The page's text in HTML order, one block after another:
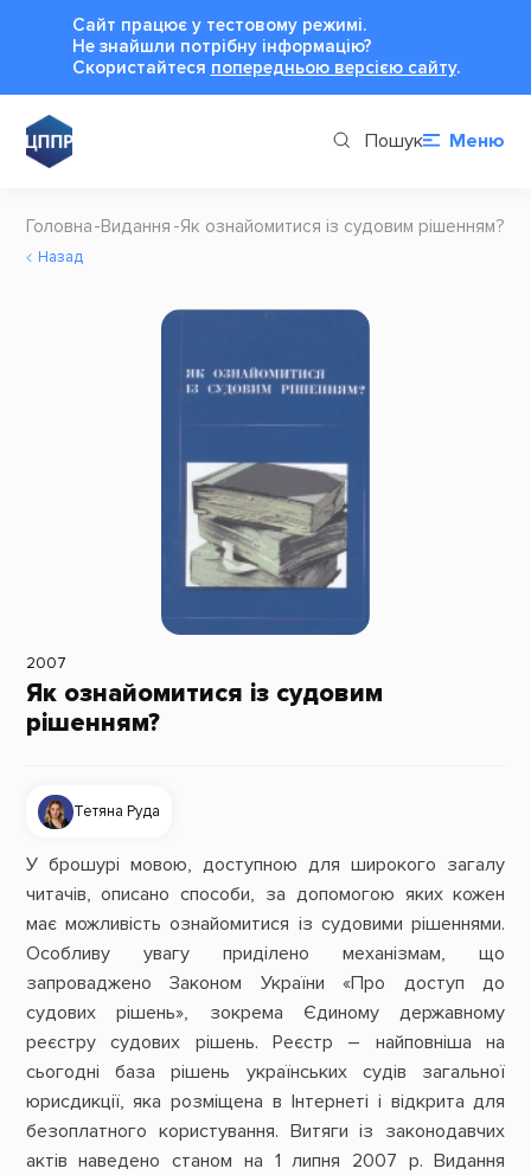
Сайт працює у тестовому режимі.
Не знайшли потрібну інформацію?
Cкористайтеся попередньою версією сайту.
Пошук Меню
Головна Видання Як ознайомитися із судовим рішенням?
Назад
2007
Як ознайомитися із судовим
рішенням?
Тетяна Руда
У брошурі мовою, доступною для широкого загалу
читачів, описано способи, за допомогою яких кожен
має можливість ознайомитися із судовими рішеннями.
Особливу увагу приділено механізмам, що
запроваджено Законом України «Про доступ до
судових рішень», зокрема Єдиному державному
реєстру судових рішень. Реєстр – найповніша на
сьогодні база рішень українських судів загальної
юрисдикції, яка розміщена в Інтернеті і відкрита для
безоплатного користування. Витяги із законодавчих
актів наведено станом на 1 липня 2007 р. Видання